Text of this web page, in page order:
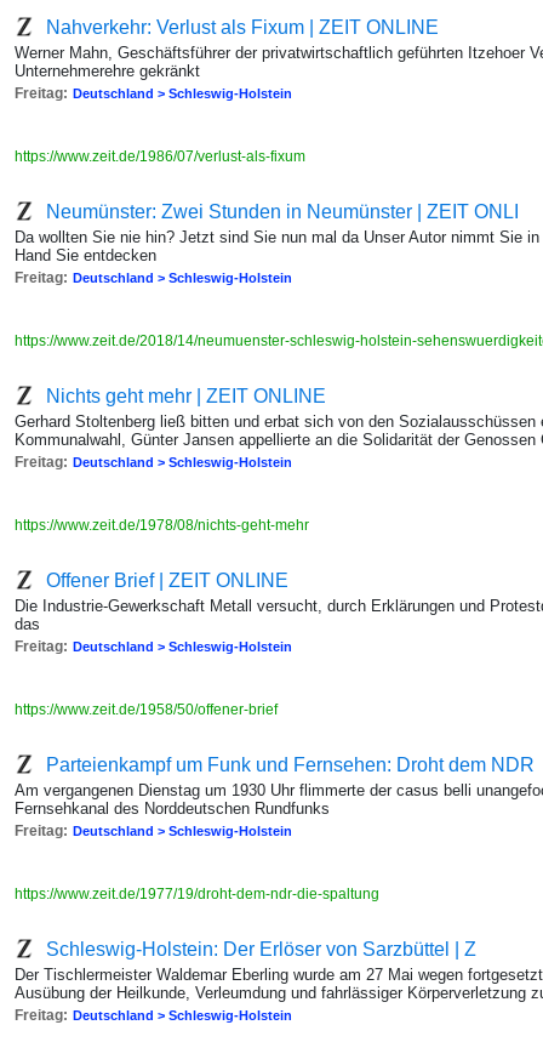
Nahverkehr: Verlust als Fixum | ZEIT ONLINE
Werner Mahn, Geschäftsführer der privatwirtschaftlich geführten Itzehoer
Unternehmerehre gekränkt
Freitag: Deutschland > Schleswig-Holstein
https://www.zeit.de/1986/07/verlust-als-fixum
Neumünster: Zwei Stunden in Neumünster | ZEIT ONLI
Da wollten Sie nie hin? Jetzt sind Sie nun mal da Unser Autor nimmt Sie
Hand Sie entdecken
Freitag: Deutschland > Schleswig-Holstein
https://www.zeit.de/2018/14/neumuenster-schleswig-holstein-
Nichts geht mehr | ZEIT ONLINE
Gerhard Stoltenberg ließ bitten und erbat sich von den Sozialausschüssen
Kommunalwahl, Günter Jansen appellierte an die Solidarität der Genossen
Freitag: Deutschland > Schleswig-Holstein
https://www.zeit.de/1978/08/nichts-geht-mehr
Offener Brief | ZEIT ONLINE
Die Industrie-Gewerkschaft Metall versucht, durch Erklärungen und
das
Freitag: Deutschland > Schleswig-Holstein
https://www.zeit.de/1958/50/offener-brief
Parteienkampf um Funk und Fernsehen: Droht dem NDR
Am vergangenen Dienstag um 1930 Uhr flimmerte der casus belli
Fernsehkanal des Norddeutschen Rundfunks
Freitag: Deutschland > Schleswig-Holstein
https://www.zeit.de/1977/19/droht-dem-ndr-die-spaltung
Schleswig-Holstein: Der Erlöser von Sarzbüttel | Z
Der Tischlermeister Waldemar Eberling wurde am 27 Mai wegen
Ausübung der Heilkunde, Verleumdung und fahrlässiger Körperverletzung
Freitag: Deutschland > Schleswig-Holstein